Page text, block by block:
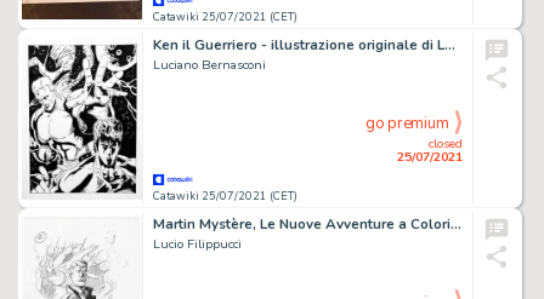
Catawiki 25/07/2021 (CET)
Ken il Guerriero - illustrazione originale di Lube - firmata - Page volante
Luciano Bernasconi
Catawiki 25/07/2021 (CET)
closed
25/07/2021
go premium
Martin Mystère, Le Nuove Avventure a Colori I Serie #1 - Lucio Filippucci - sketch preparatorio/studio di copertina "Ritorno all'Impossibile" - Exemplaire unique - (2016)
Lucio Filippucci